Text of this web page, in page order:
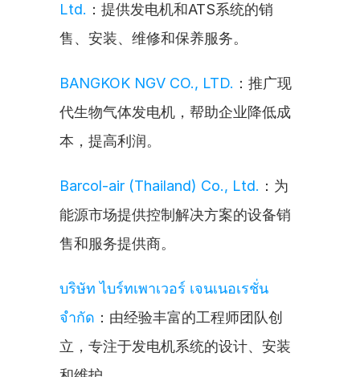
Ltd. ：提供发电机和ATS系统的销
售、安装、维修和保养服务。
BANGKOK NGV CO., LTD. ：推广现
代生物气体发电机，帮助企业降低成
本，提高利润。
Barcol-air (Thailand) Co., Ltd. ：为
能源市场提供控制解决方案的设备销
售和服务提供商。
บริษัท ไบร์ทเพาเวอร์ เจนเนอเรชั่น
จำกัด ：由经验丰富的工程师团队创
立，专注于发电机系统的设计、安装